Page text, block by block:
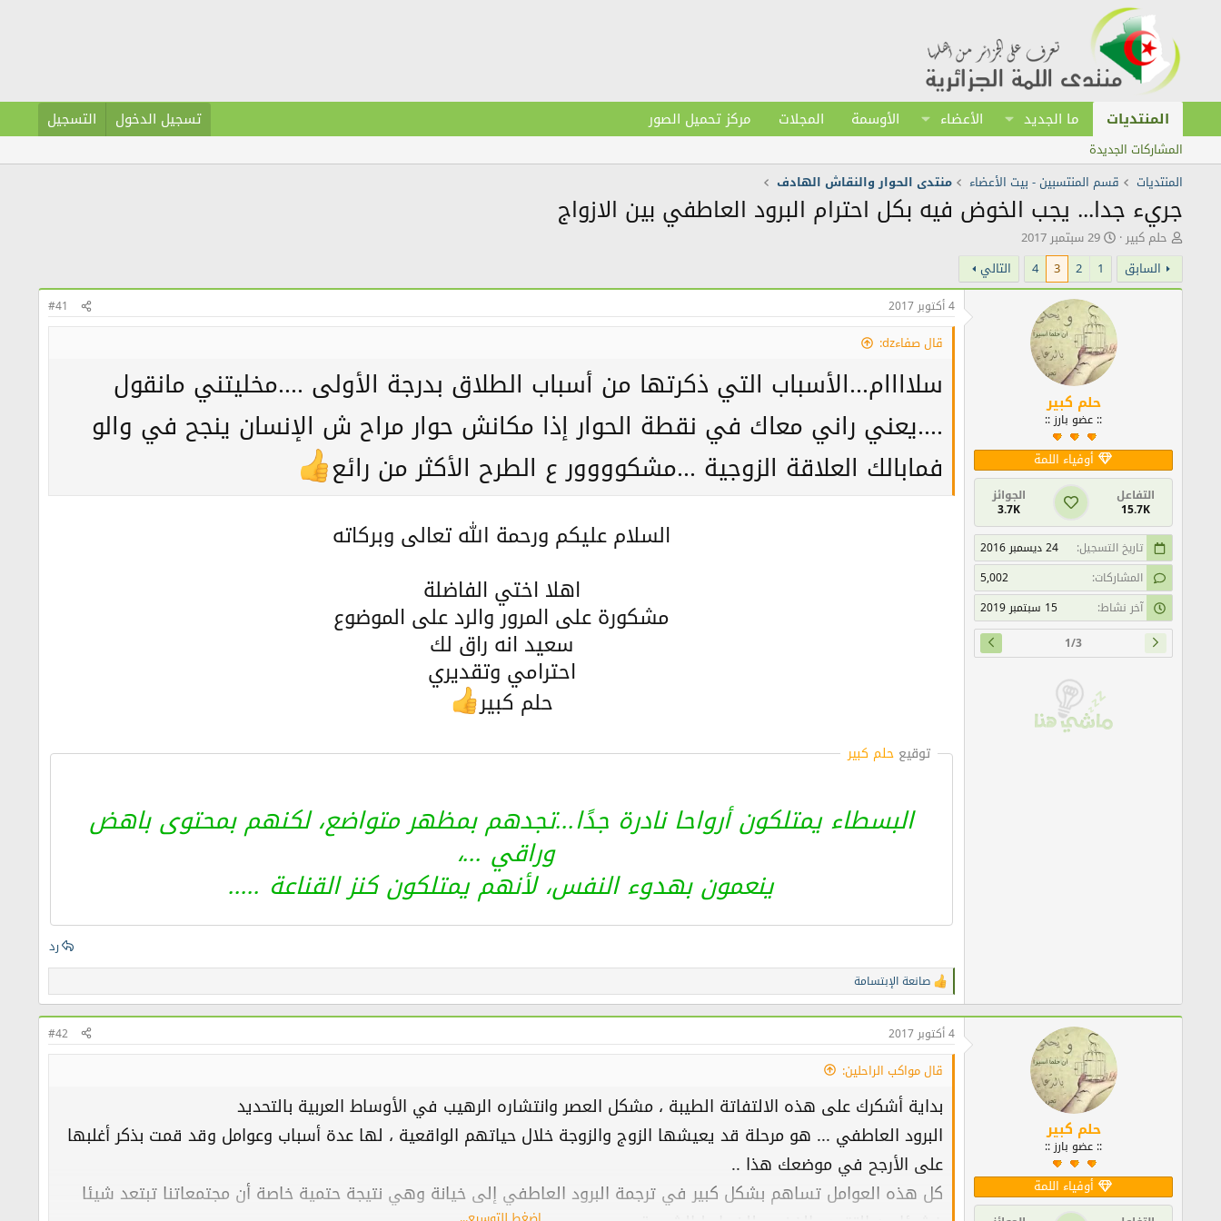
المنتديات ما الجديد الأعضاء الأوسمة المجلات مركز تحميل الصور تسجيل الدخول التسجيل
المشاركات الجديدة
المنتديات
قسم المنتسبين - بيت الأعضاء منتدى الحوار والنقاش الهادف
جريء جدا... يجب الخوض فيه بكل احترام البرود العاطفي بين الازواج
ك
ت
ب
حلم كبير ت
ر
ي
خ
ا
ل
ن
ش
ر
29 سبتمبر 2017
السابق
1
2
3
4 التالي
حلم كبير
:: عضو بارز ::
أوفياء اللمة
التفاعل
15.7K
الجوائز
3.7K
تاريخ التسجيل
24 ديسمبر 2016
المشاركات
5,002
آخر نشاط
15 سبتمبر 2019
1/3
4 أكتوبر 2017 #41
قال صفاءdz:
سلاااام...الأسباب التي ذكرتها من أسباب الطلاق بدرجة الأولى ....مخليتني مانقول
....يعني راني معاك في نقطة الحوار إذا مكانش حوار مراح ش الإنسان ينجح في والو
فمابالك العلاقة الزوجية ...مشكوووور ع الطرح الأكثر من رائع
السلام عليكم ورحمة الله تعالى وبركاته
اهلا اختي الفاضلة
مشكورة على المرور والرد على الموضوع
سعيد انه راق لك
احترامي وتقديري
حلم كبير
توقيع حلم كبير
البسطاء يمتلكون أرواحا نادرة جدًا...تجدهم بمظهر متواضع، لكنهم بمحتوى باهض
وراقي ...،
ينعمون بهدوء النفس، لأنهم يمتلكون كنز القناعة .....
رد
ا
ل
ت
ف
ا
ع
ت
صانعة الإبتسامة
حلم كبير
:: عضو بارز ::
أوفياء اللمة
4 أكتوبر 2017 #42
قال مواكب الراحلين:
بداية أشكرك على هذه الالتفاتة الطيبة ، مشكل العصر وانتشاره الرهيب في الأوساط العربية بالتحديد
البرود العاطفي ... هو مرحلة قد يعيشها الزوج والزوجة خلال حياتهم الواقعية ، لها عدة أسباب وعوامل وقد قمت بذكر أغلبها
على الأرجح في موضعك هذا ..
كل هذه العوامل تساهم بشكل كبير في ترجمة البرود العاطفي إلى خيانة وهي نتيجة حتمية خاصة أن مجتمعاتنا تبتعد شيئا